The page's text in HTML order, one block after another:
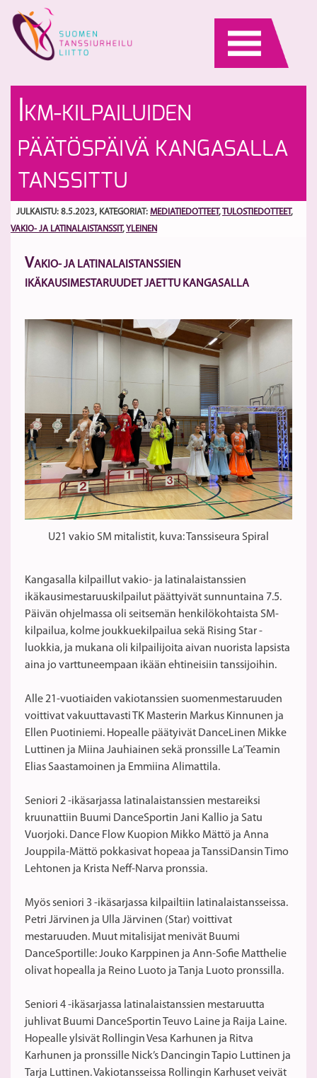
content
KM-KILPAILUIDEN
PÄÄTÖSPÄIVÄ KANGASALLA
TANSSITTU
JULKAISTU: 8.5.2023, KATEGORIAT: MEDIATIEDOTTEET , TULOSTIEDOTTEET ,
VAKIO- JA LATINALAISTANSSIT , YLEINEN
VAKIO- JA LATINALAISTANSSIEN
IKÄKAUSIMESTARUUDET JAETTU KANGASALLA
U21 vakio SM mitalistit, kuva: Tanssiseura Spiral
Kangasalla kilpaillut vakio- ja latinalaistanssien
ikäkausimestaruuskilpailut päättyivät sunnuntaina 7.5.
Päivän ohjelmassa oli seitsemän henkilökohtaista SM-
kilpailua, kolme joukkuekilpailua sekä Rising Star -
luokkia, ja mukana oli kilpailijoita aivan nuorista lapsista
aina jo varttuneempaan ikään ehtineisiin tanssijoihin.
Alle 21-vuotiaiden vakiotanssien suomenmestaruuden
voittivat vakuuttavasti TK Masterin Markus Kinnunen ja
Ellen Puotiniemi. Hopealle päätyivät DanceLinen Mikke
Luttinen ja Miina Jauhiainen sekä pronssille La’ Teamin
Elias Saastamoinen ja Emmiina Alimattila.
Seniori 2 -ikäsarjassa latinalaistanssien mestareiksi
kruunattiin Buumi DanceSportin Jani Kallio ja Satu
Vuorjoki. Dance Flow Kuopion Mikko Mättö ja Anna
Jouppila-Mättö pokkasivat hopeaa ja TanssiDansin Timo
Lehtonen ja Krista Neff-Narva pronssia.
Myös seniori 3 -ikäsarjassa kilpailtiin latinalaistansseissa.
Petri Järvinen ja Ulla Järvinen (Star) voittivat
mestaruuden. Muut mitalisijat menivät Buumi
DanceSportille: Jouko Karppinen ja Ann-Sofie Matthelie
olivat hopealla ja Reino Luoto ja Tanja Luoto pronssilla.
Seniori 4 -ikäsarjassa latinalaistanssien mestaruutta
juhlivat Buumi DanceSportin Teuvo Laine ja Raija Laine.
Hopealle ylsivät Rollingin Vesa Karhunen ja Ritva
Karhunen ja pronssille Nick’s Dancingin Tapio Luttinen ja
Tarja Luttinen. Vakiotansseissa Rollingin Karhuset veivät